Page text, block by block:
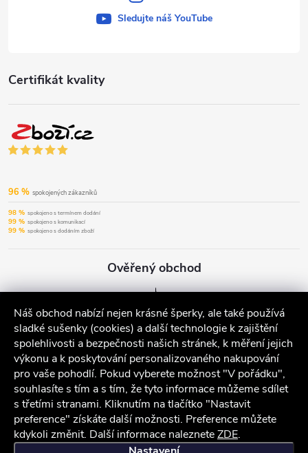
Náš obchod nabízí nejen krásné šperky, ale také používá
sladké sušenky (cookies) a další technologie k zajištění
spolehlivosti a bezpečnosti našich stránek, k měření jejich
výkonu a k poskytování personalizovaného nakupování
pro vaše pohodlí. Pokud vyberete možnost "V pořádku",
souhlasíte s tím a s tím, že tyto informace můžeme sdílet
s třetími stranami. Kliknutím na tlačítko "Nastavit
preference" získáte další možnosti. Preference můžete
kdykoli změnit. Další informace nalezneteZDE.
Certifikát kvality
96 % spokojených zákazníků
98 % spokojeno s termínem dodání
99 % spokojeno s komunikací
99 % spokojeno s dodáním zboží
Ověřený obchod
Sledujte náš YouTube
iocel.cz Obchodní podmínky Ochrana osobních údajů